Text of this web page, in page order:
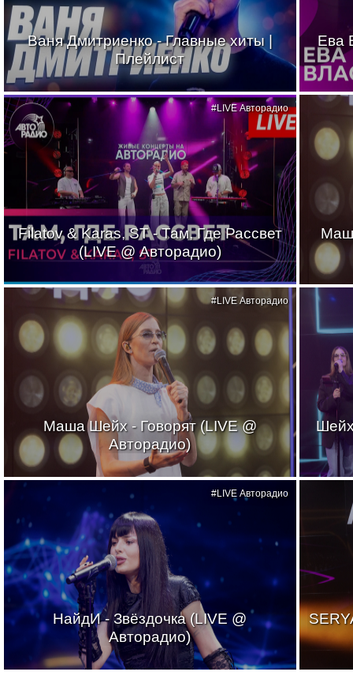
Ваня Дмитриенко - Главные хиты |
Плейлист
Ева
Filatov & Karas, ST - Там, Где Рассвет
(LIVE @ Авторадио)
#LIVE Авторадио
Маша Шейх - Говорят (LIVE @
Авторадио)
#LIVE Авторадио
НайдИ - Звёздочка (LIVE @
Авторадио)
#LIVE Авторадио